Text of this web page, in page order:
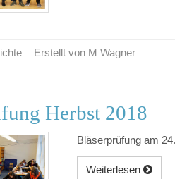
Erstellt von M Wagner
Herbst 2018
Bläserprüfung am
Weiterlesen